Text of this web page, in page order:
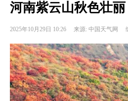
河南紫云山秋色壮
2025年10月29日 10:26 来源: 中国天气网